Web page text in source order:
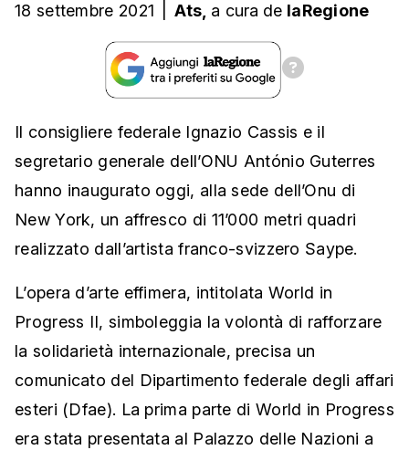
18 settembre 2021 Ats, a cura de laRegione
Il consigliere federale Ignazio Cassis e il
segretario generale dell’ONU António Guterres
hanno inaugurato oggi, alla sede dell’Onu di
New York, un affresco di 11’000 metri quadri
realizzato dall’artista franco-svizzero Saype.
L’opera d’arte effimera, intitolata World in
Progress II, simboleggia la volontà di rafforzare
la solidarietà internazionale, precisa un
comunicato del Dipartimento federale degli affari
esteri (Dfae). La prima parte di World in Progress
era stata presentata al Palazzo delle Nazioni a